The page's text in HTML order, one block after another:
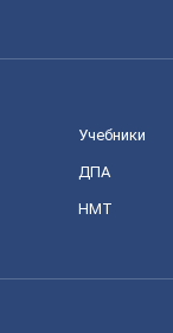
Учебники
ДПА
НМТ